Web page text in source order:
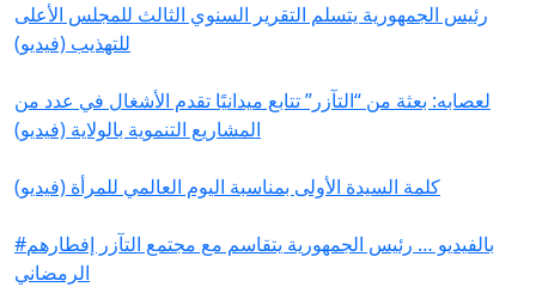
رئيس الجمهورية يتسلم التقرير السنوي الثالث للمجلس الأعلى
للتهذيب (فيديو)
لعصابه: بعثة من “التآزر” تتابع ميدانيًا تقدم الأشغال في عدد من
المشاريع التنموية بالولاية (فيديو)
كلمة السيدة الأولى بمناسبة اليوم العالمي للمرأة (فيديو)
#بالفيديو … رئيس الجمهورية يتقاسم مع مجتمع التآزر إفطارهم
الرمضاني